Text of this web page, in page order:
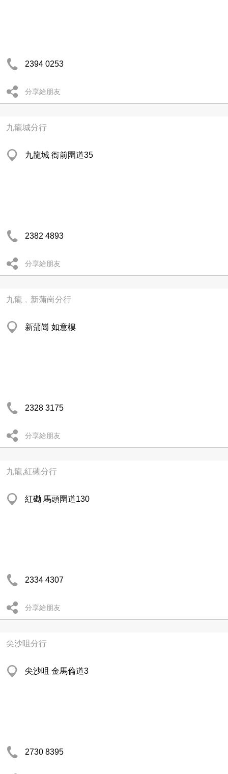
2394 0253
分享給朋友
九龍城分行
九龍城 衙前圍道35
2382 4893
分享給朋友
九龍﹐新蒲崗分行
新蒲崗 如意樓
2328 3175
分享給朋友
九龍,紅磡分行
紅磡 馬頭圍道130
2334 4307
分享給朋友
尖沙咀分行
尖沙咀 金馬倫道3
2730 8395